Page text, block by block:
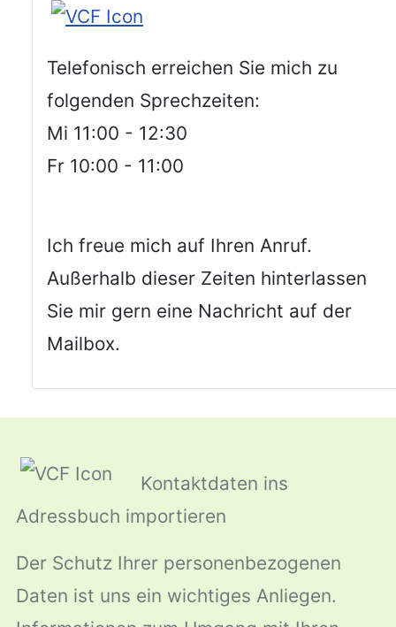
Telefonisch erreichen Sie mich zu
folgenden Sprechzeiten:
Mi 11:00 - 12:30
Fr 10:00 - 11:00
Ich freue mich auf Ihren Anruf.
Außerhalb dieser Zeiten hinterlassen
Sie mir gern eine Nachricht auf der
Mailbox.
Kontaktdaten ins
Adressbuch importieren
Der Schutz Ihrer personenbezogenen
Daten ist uns ein wichtiges Anliegen.